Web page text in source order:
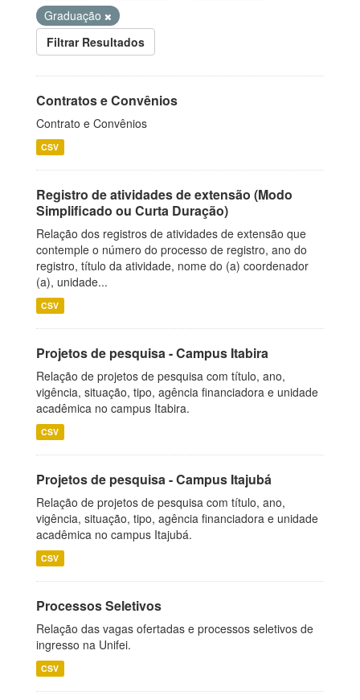
Graduação
Filtrar Resultados
Contratos e Convênios
Contrato e Convênios
CSV
Registro de atividades de extensão (Modo
Simplificado ou Curta Duração)
Relação dos registros de atividades de extensão que
contemple o número do processo de registro, ano do
registro, título da atividade, nome do (a) coordenador
(a), unidade...
CSV
Projetos de pesquisa - Campus Itabira
Relação de projetos de pesquisa com título, ano,
vigência, situação, tipo, agência financiadora e unidade
acadêmica no campus Itabira.
CSV
Projetos de pesquisa - Campus Itajubá
Relação de projetos de pesquisa com título, ano,
vigência, situação, tipo, agência financiadora e unidade
acadêmica no campus Itajubá.
CSV
Processos Seletivos
Relação das vagas ofertadas e processos seletivos de
ingresso na Unifei.
CSV